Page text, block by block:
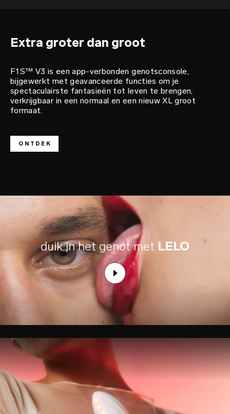
Extra groter dan groot
F1S™ V3 is een app-verbonden genotsconsole,
bijgewerkt met geavanceerde functies om je
spectaculairste fantasieën tot leven te brengen,
verkrijgbaar in een normaal en een nieuw XL groot
formaat.
ONTDEK
duik in het genot met LELO